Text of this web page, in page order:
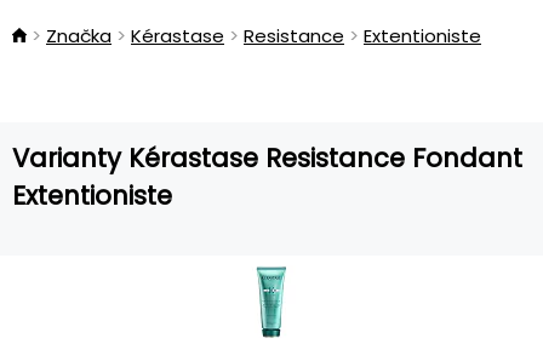
Značka Kérastase Resistance Extentioniste
Varianty Kérastase Resistance Fondant
Extentioniste